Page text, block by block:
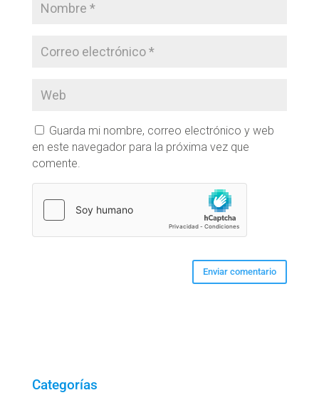
Guarda mi nombre, correo electrónico y web
en este navegador para la próxima vez que
comente.
Categorías